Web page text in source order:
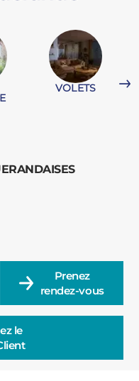
VOLETS
Dans La Région
Prenez
rendez-vous
le